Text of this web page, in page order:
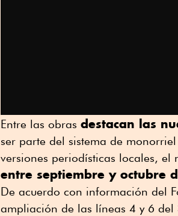
Entre las obras destacan las
ser parte del sistema de
versiones periodísticas locales, el
entre septiembre y octubre
De acuerdo con información del
ampliación de las líneas 4 y 6 del